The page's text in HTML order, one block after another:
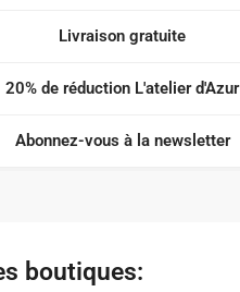
Livraison gratuite
20% de réduction L'atelier d'Azur
Abonnez-vous à la newsletter
boutiques: